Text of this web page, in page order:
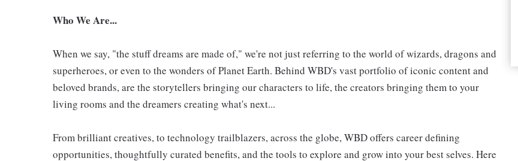
Who We Are...
When we say, "the stuff dreams are made of," we're not just referring to the world of wizards, dragons and
superheroes, or even to the wonders of Planet Earth. Behind WBD's vast portfolio of iconic content and
beloved brands, are the storytellers bringing our characters to life, the creators bringing them to your
living rooms and the dreamers creating what's next...
From brilliant creatives, to technology trailblazers, across the globe, WBD offers career defining
opportunities, thoughtfully curated benefits, and the tools to explore and grow into your best selves. Here